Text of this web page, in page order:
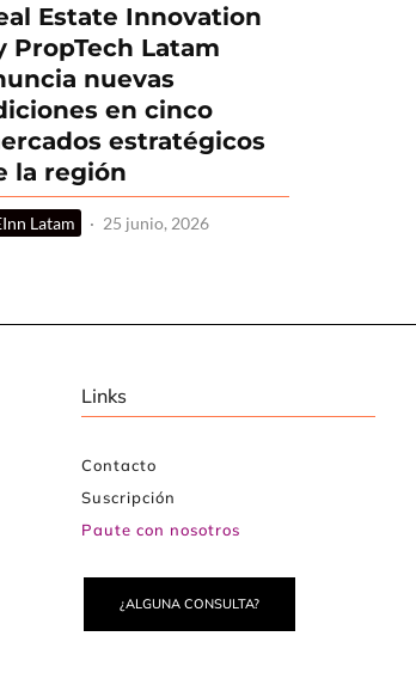
Estate Innovation
PropTech Latam
nuevas
en cinco
estratégicos
la región
Latam · 25 junio, 2026
Links
Contacto
Suscripción
Paute con nosotros
¿ALGUNA CONSULTA?